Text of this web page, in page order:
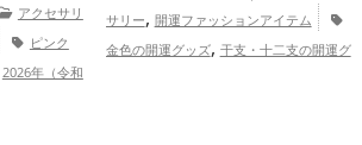
アクセサリ
ピンク
2026年（令和
サリー, 開運ファッションアイテム
金色の開運グッズ, 干支・十二支の開運グ